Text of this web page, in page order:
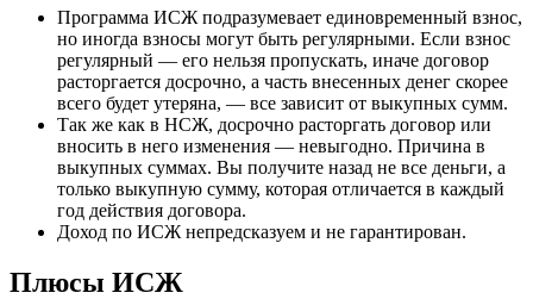
Программа ИСЖ подразумевает единовременный взнос,
но иногда взносы могут быть регулярными. Если взнос
регулярный — его нельзя пропускать, иначе договор
расторгается досрочно, а часть внесенных денег скорее
всего будет утеряна, — все зависит от выкупных сумм.
Так же как в НСЖ, досрочно расторгать договор или
вносить в него изменения — невыгодно. Причина в
выкупных суммах. Вы получите назад не все деньги, а
только выкупную сумму, которая отличается в каждый
год действия договора.
Доход по ИСЖ непредсказуем и не гарантирован.
Плюсы ИСЖ